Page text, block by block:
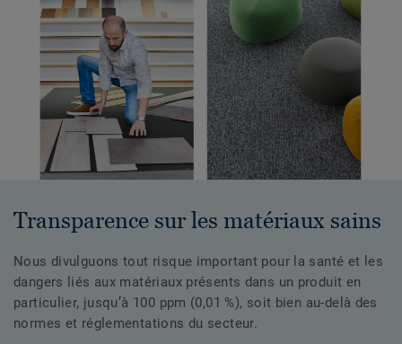
Transparence sur les matériaux sains
Nous divulguons tout risque important pour la santé et les
dangers liés aux matériaux présents dans un produit en
particulier, jusqu’à 100 ppm (0,01 %), soit bien au-delà des
normes et réglementations du secteur.